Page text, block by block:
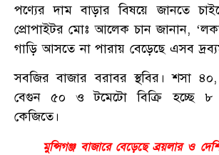
পণ্যের দাম বাড়ার বিষয়ে জানতে
প্রোপাইটর মোঃ আলেক চান জানান,
গাড়ি আসতে না পারায় বেড়েছে এসব
সবজির বাজার বরাবর স্থবির। শসা
বেগুন ৫০ ও টমেটো বিক্রি হচ্ছে ৮
কেজিতে।
মুন্সিগঞ্জ বাজারে বেড়েছে ব্রয়লার ও